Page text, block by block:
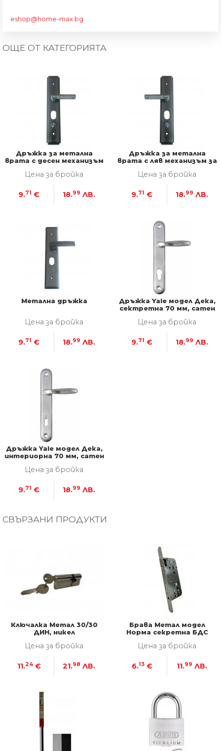
eshop@home-max.bg
ОЩЕ ОТ КАТЕГОРИЯТА
Дръжка за метална
врата с десен механизъм
Цена за бройка
9.71 € 18.99 ЛВ.
Дръжка за метална
врата с ляв механизъм за
Цена за бройка
9.71 € 18.99 ЛВ.
Метална дръжка
Цена за бройка
9.71 € 18.99 ЛВ.
Дръжка Yale модел Дека,
сектретна 70 мм, сатен
Цена за бройка
9.71 € 18.99 ЛВ.
Дръжка Yale модел Дека,
интериорна 70 мм, сатен
Цена за бройка
9.71 € 18.99 ЛВ.
СВЪРЗАНИ ПРОДУКТИ
Ключалка Метал 30/30
ДИН, никел
Цена за бройка
11.24 € 21.98 ЛВ.
Брава Метал модел
Норма секретна БДС
Цена за бройка
6.13 € 11.99 ЛВ.